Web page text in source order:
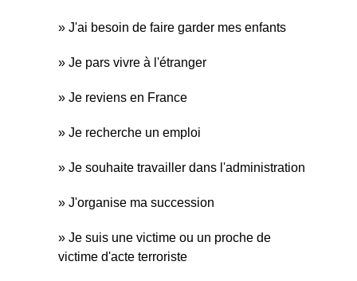
J'ai besoin de faire garder mes enfants
Je pars vivre à l'étranger
Je reviens en France
Je recherche un emploi
Je souhaite travailler dans l'administration
J'organise ma succession
Je suis une victime ou un proche de
victime d'acte terroriste